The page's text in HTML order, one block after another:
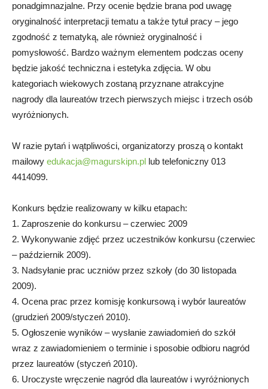
ponadgimnazjalne. Przy ocenie będzie brana pod uwagę
oryginalność interpretacji tematu a także tytuł pracy – jego
zgodność z tematyką, ale również oryginalność i
pomysłowość. Bardzo ważnym elementem podczas oceny
będzie jakość techniczna i estetyka zdjęcia. W obu
kategoriach wiekowych zostaną przyznane atrakcyjne
nagrody dla laureatów trzech pierwszych miejsc i trzech osób
wyróżnionych.
W razie pytań i wątpliwości, organizatorzy proszą o kontakt
mailowy edukacja@magurskipn.pl lub telefoniczny 013
4414099.
Konkurs będzie realizowany w kilku etapach:
1. Zaproszenie do konkursu – czerwiec 2009
2. Wykonywanie zdjęć przez uczestników konkursu (czerwiec
– październik 2009).
3. Nadsyłanie prac uczniów przez szkoły (do 30 listopada
2009).
4. Ocena prac przez komisję konkursową i wybór laureatów
(grudzień 2009/styczeń 2010).
5. Ogłoszenie wyników – wysłanie zawiadomień do szkół
wraz z zawiadomieniem o terminie i sposobie odbioru nagród
przez laureatów (styczeń 2010).
6. Uroczyste wręczenie nagród dla laureatów i wyróżnionych